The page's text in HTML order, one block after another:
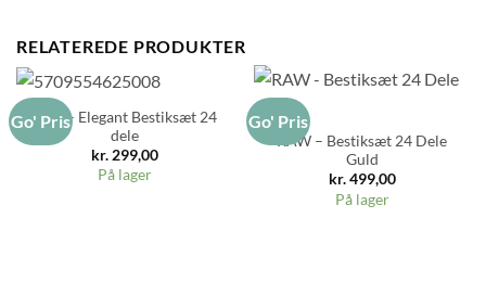
RELATEREDE PRODUKTER
Go' Pris
Aida – Elegant Bestiksæt 24
dele
kr.299,00
På lager
Go' Pris
RAW – Bestiksæt 24 Dele
Guld
kr.499,00
På lager